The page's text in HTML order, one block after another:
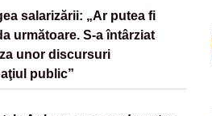
salarizării: „Ar putea fi
următoare. S-a întârziat
unor discursuri
public”